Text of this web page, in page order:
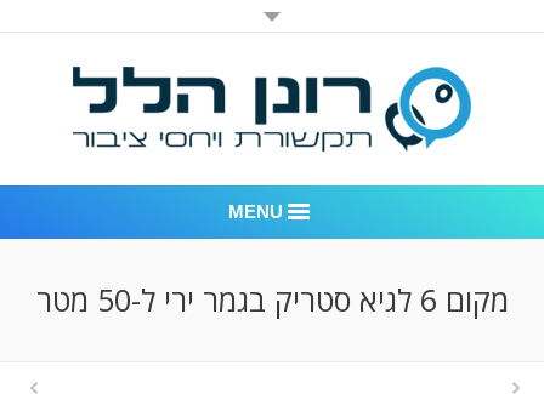
MENU
מקום 6 לגיא סטריק בגמר ירי ל-50 מטר